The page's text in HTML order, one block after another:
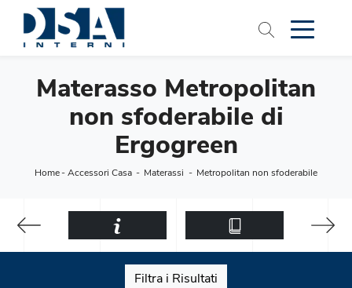
Materasso Metropolitan
non sfoderabile di
Ergogreen
Home-Accessori Casa - Materassi - Metropolitan non sfoderabile
Filtra i Risultati